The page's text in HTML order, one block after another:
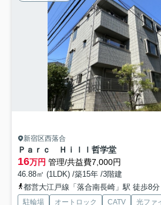
新宿区西落合
Ｐａｒｃ Ｈｉｌｌ哲学堂
16万円 管理/共益費7,000円
46.88㎡ (1LDK) /築15年 /3階建
都営大江戸線「落合南長崎」駅 徒歩8分
駐輪場 オートロック CATV 光ファ